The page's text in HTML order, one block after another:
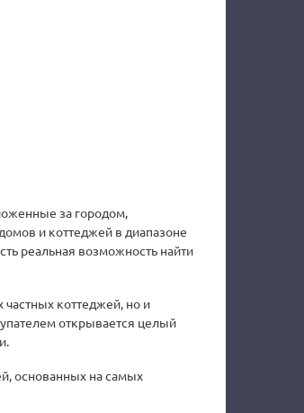
за городом,
и коттеджей в диапазоне
реальная возможность найти
частных коттеджей, но и
открывается целый
основанных на самых